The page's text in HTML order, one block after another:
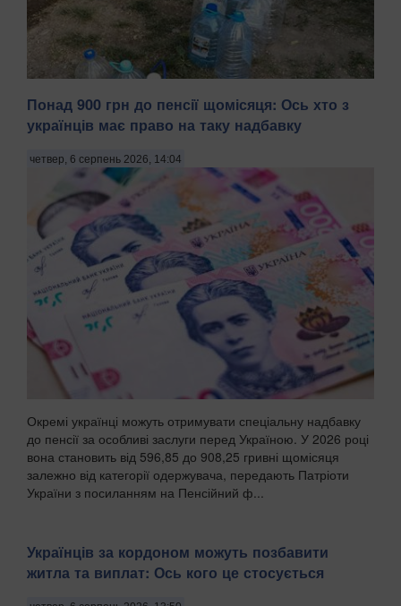
Тимчасово захоплений російськими військами Маріуполь
Донецької області після вибухів, що пролунали 5 серпня
передають Патріоти України з посиланням на легітимну
Маріупольську міську раду. . "У тимчасо...
Понад 900 грн до пенсії щомісяця: Ось хто з
українців має право на таку надбавку
четвер, 6 серпень 2026, 14:04
Окремі українці можуть отримувати спеціальну надбавку
до пенсії за особливі заслуги перед Україною. У 2026 році
вона становить від 596,85 до 908,25 гривні щомісяця
залежно від категорії одержувача, передають Патріоти
України з посиланням на Пенсійний ф...
Українців за кордоном можуть позбавити
житла та виплат: Ось кого це стосується